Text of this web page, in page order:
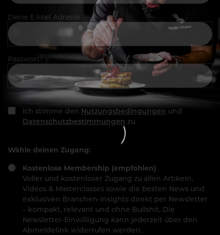
Deine E-Mail Adresse
Passwort
Ich stimme den Nutzungsbedingungen und
Datenschutzbestimmungen zu.
Wähle deinen Zugang:
Kostenlose Membership (empfohlen)
Voller und kostenloser Zugang zu allen Artikeln,
Videos & Masterclasses sowie die besten News und
exklusiven Branchen-Insights direkt per Newsletter
– kompakt, relevant und ohne Bullshit. Die
Newsletter-Einwilligung kann jederzeit über den
Abmeldelink widerrufen werden.